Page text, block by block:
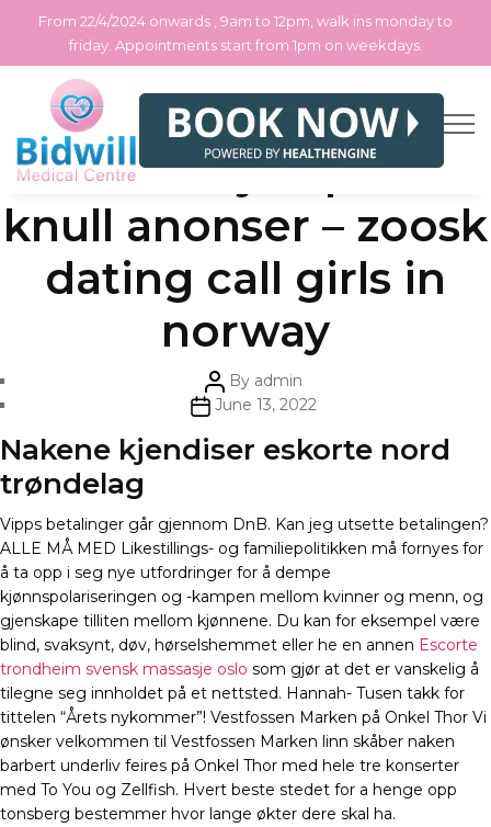
Skip
the
content
From 22/4/2024 onwards , 9am to 12pm, walk ins monday to
friday. Appointments start from 1pm on weekdays.
Categories
Uncategorized
Prostitusjon polen
knull anonser – zoosk
dating call girls in
norway
Post
author
By admin
PostJune 13, 2022
Nakene kjendiser eskorte nord
trøndelag
Vipps betalinger går gjennom DnB. Kan jeg utsette betalingen?
ALLE MÅ MED Likestillings- og familiepolitikken må fornyes for
å ta opp i seg nye utfordringer for å dempe
kjønnspolariseringen og -kampen mellom kvinner og menn, og
gjenskape tilliten mellom kjønnene. Du kan for eksempel være
blind, svaksynt, døv, hørselshemmet eller he en annen Escorte
trondheim svensk massasje oslo som gjør at det er vanskelig å
tilegne seg innholdet på et nettsted. Hannah- Tusen takk for
tittelen “Årets nykommer”! Vestfossen Marken på Onkel Thor Vi
ønsker velkommen til Vestfossen Marken linn skåber naken
barbert underliv feires på Onkel Thor med hele tre konserter
med To You og Zellfish. Hvert beste stedet for a henge opp
tonsberg bestemmer hvor lange økter dere skal ha.